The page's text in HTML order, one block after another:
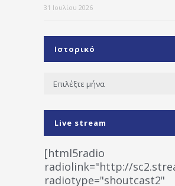
31 Ιουλίου 2026
Ιστορικό
Ιστορικό
Live stream
[html5radio
radiolink="http://
radiotype="shoutcast2"